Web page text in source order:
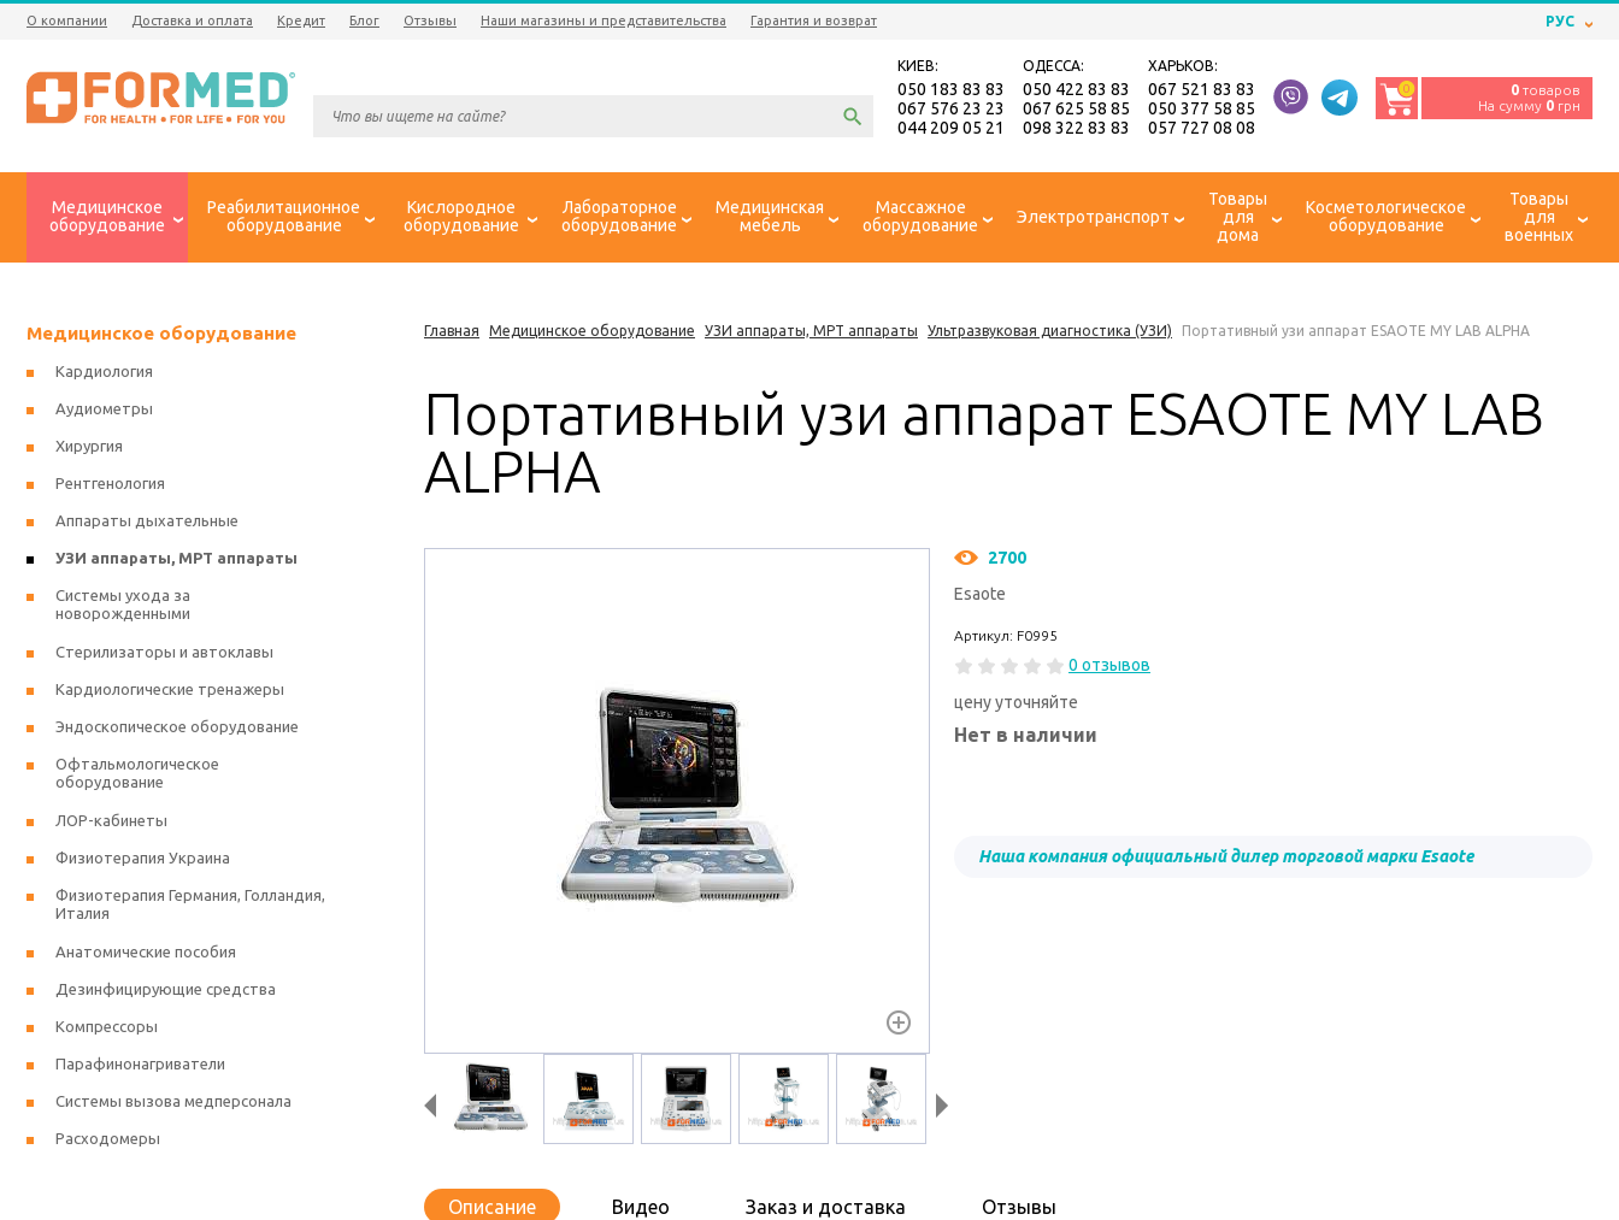
О компании Доставка и оплата Кредит Блог Отзывы Наши магазины и представительства Гарантия и возврат РУС
КИЕВ:
050 183 83 83
067 576 23 23
044 209 05 21
ОДЕССА:
050 422 83 83
067 625 58 85
098 322 83 83
ХАРЬКОВ:
067 521 83 83
050 377 58 85
057 727 08 08
0 0 товаров
На сумму 0 грн
Медицинское
оборудование
Реабилитационное
оборудование
Кислородное
оборудование
Лабораторное
оборудование
Медицинская
мебель
Массажное
оборудование
Электротранспорт
Товары
для
дома
Косметологическое
оборудование
Товары
для
военных
Главная Медицинское оборудование УЗИ аппараты, МРТ аппараты Ультразвуковая диагностика (УЗИ) Портативный узи аппарат ESAOTE MY LAB ALPHA
Портативный узи аппарат ESAOTE MY LAB
ALPHA
2700
Esaote
Артикул: F0995
0 отзывов
цену уточняйте
Нет в наличии
Наша компания официальный дилер торговой марки Esaote
Описание Видео Заказ и доставка Отзывы
Медицинское оборудование
Кардиология
Аудиометры
Хирургия
Рентгенология
Аппараты дыхательные
УЗИ аппараты, МРТ аппараты
Системы ухода за
новорожденными
Стерилизаторы и автоклавы
Кардиологические тренажеры
Эндоскопическое оборудование
Офтальмологическое
оборудование
ЛОР-кабинеты
Физиотерапия Украина
Физиотерапия Германия, Голландия,
Италия
Анатомические пособия
Дезинфицирующие средства
Компрессоры
Парафинонагриватели
Системы вызова медперсонала
Расходомеры